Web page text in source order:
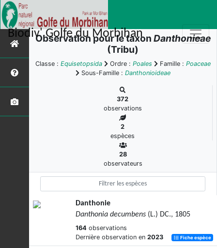
Biodiv' Golfe du Morbihan
Observation pour le taxon Danthonieae
(Tribu)
Classe : Equisetopsida Ordre : Poales Famille : Poaceae
Sous-Famille : Danthonioideae
372
observations
2
espèces
28
observateurs
Danthonie
Danthonia decumbens (L.) DC., 1805
164 observations
Dernière observation en 2023 Fiche espèce